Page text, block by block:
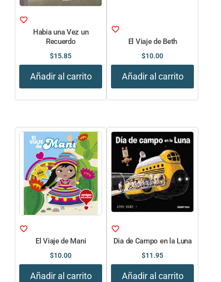
Habia una Vez un
Recuerdo
$15.85
Añadir al carrito
El Viaje de Beth
$10.00
Añadir al carrito
El Viaje de Mani
$10.00
Añadir al carrito
Dia de Campo en la Luna
$11.95
Añadir al carrito